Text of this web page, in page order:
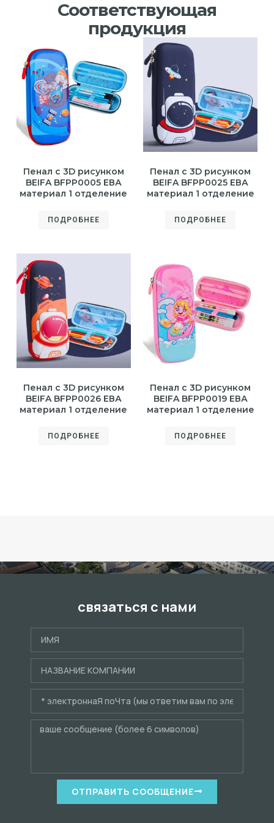
Соответствующая
продукция
Пенал с 3D рисунком
BEIFA BFPP0005 ЕВА
материал 1 отделение
ПОДРОБНЕЕ
Пенал с 3D рисунком
BEIFA BFPP0025 ЕВА
материал 1 отделение
ПОДРОБНЕЕ
Пенал с 3D рисунком
BEIFA BFPP0026 ЕВА
материал 1 отделение
ПОДРОБНЕЕ
Пенал с 3D рисунком
BEIFA BFPP0019 ЕВА
материал 1 отделение
ПОДРОБНЕЕ
связаться с нами
ОТПРАВИТЬ СООБЩЕНИЕ